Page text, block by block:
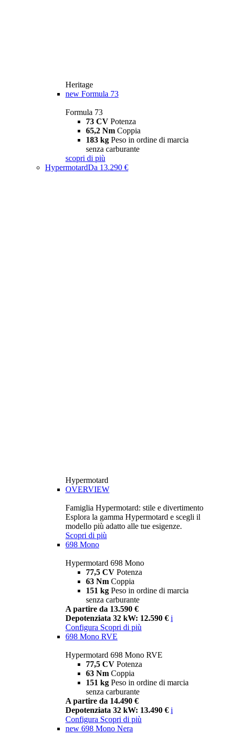
Heritage
new Formula 73
Formula 73
73 CV Potenza
65,2 Nm Coppia
183 kg Peso in ordine di marcia
senza carburante
scopri di più
HypermotardDa 13.290 €
Hypermotard
OVERVIEW
Famiglia Hypermotard: stile e divertimento
Esplora la gamma Hypermotard e scegli il
modello più adatto alle tue esigenze.
Scopri di più
698 Mono
Hypermotard 698 Mono
77,5 CV Potenza
63 Nm Coppia
151 kg Peso in ordine di marcia
senza carburante
A partire da 13.590 €
Depotenziata 32 kW: 12.590 € i
Configura Scopri di più
698 Mono RVE
Hypermotard 698 Mono RVE
77,5 CV Potenza
63 Nm Coppia
151 kg Peso in ordine di marcia
senza carburante
A partire da 14.490 €
Depotenziata 32 kW: 13.490 € i
Configura Scopri di più
new 698 Mono Nera